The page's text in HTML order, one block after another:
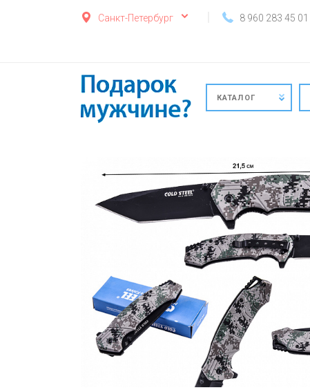
Санкт-Петербург 8 960 283 45 01
КАТАЛОГ